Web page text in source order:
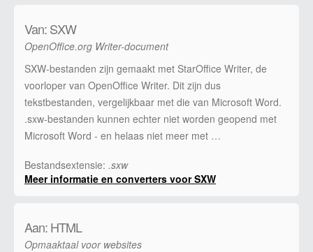
Van: SXW
OpenOffice.org Writer-document
SXW-bestanden zijn gemaakt met StarOffice Writer, de
voorloper van OpenOffice Writer. Dit zijn dus
tekstbestanden, vergelijkbaar met die van Microsoft Word.
.sxw-bestanden kunnen echter niet worden geopend met
Microsoft Word - en helaas niet meer met …
Bestandsextensie: .sxw
Meer informatie en converters voor SXW
Aan: HTML
Opmaaktaal voor websites